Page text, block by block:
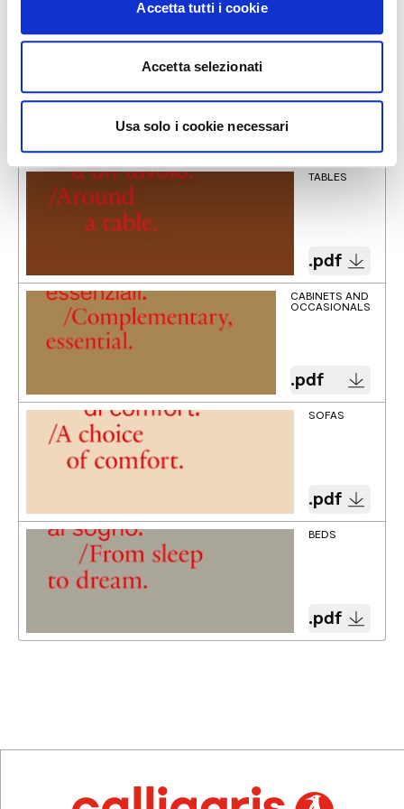
Accetta tutti i cookie
Accetta selezionati
Usa solo i cookie necessari
General Catalogues 2024
TABLES
.pdf
CABINETS AND
OCCASIONALS
.pdf
SOFAS
.pdf
BEDS
.pdf